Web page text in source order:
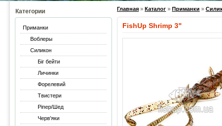
Категории
Приманки
Воблеры
Силикон
Біг бейти
Личинки
Форелевий
Твистери
Ріпер/Шед
Черв'яки
Главная » Каталог » Приманки »
FishUp Shrimp 3"